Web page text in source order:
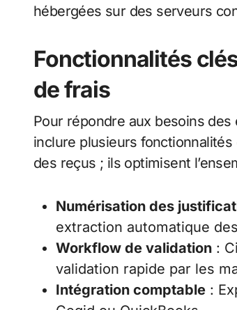
hébergées sur des serveurs
Fonctionnalités
de frais
Pour répondre aux besoins
inclure plusieurs
des reçus ; ils optimisent
Numérisation des
extraction automatique
Workflow de validation :
validation rapide par les
Intégration comptable :